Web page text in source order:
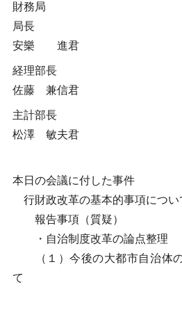
財務局
局長
安樂 進君
経理部長
佐藤 兼信君
主計部長
松澤 敏夫君
本日の会議に付した事件
行財政改革の基本的事項につい
報告事項（質疑）
・自治制度改革の論点整理
（１）今後の大都市自治体の
て